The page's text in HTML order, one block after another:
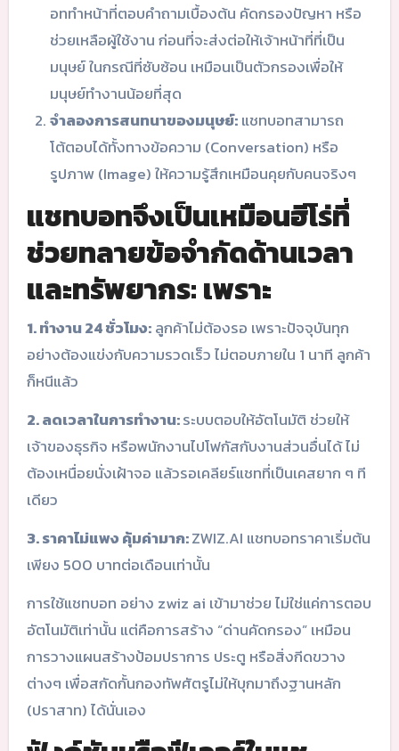
อททำหน้าที่ตอบคำถามเบื้องต้น คัดกรองปัญหา หรือ
ช่วยเหลือผู้ใช้งาน ก่อนที่จะส่งต่อให้เจ้าหน้าที่ที่เป็น
มนุษย์ ในกรณีที่ซับซ้อน เหมือนเป็นตัวกรองเพื่อให้
มนุษย์ทำงานน้อยที่สุด
จำลองการสนทนาของมนุษย์:แชทบอทสามารถ
โต้ตอบได้ทั้งทางข้อความ (Conversation) หรือ
รูปภาพ (Image) ให้ความรู้สึกเหมือนคุยกับคนจริงๆ
แชทบอทจึงเป็นเหมือนฮีโร่ที่
ช่วยทลายข้อจำกัดด้านเวลา
และทรัพยากร: เพราะ
1. ทำงาน 24 ชั่วโมง:ลูกค้าไม่ต้องรอ เพราะปัจจุบันทุก
อย่างต้องแข่งกับความรวดเร็ว ไม่ตอบภายใน 1 นาที ลูกค้า
ก็หนีแล้ว
2. ลดเวลาในการทำงาน:ระบบตอบให้อัตโนมัติ ช่วยให้
เจ้าของธุรกิจ หรือพนักงานไปโฟกัสกับงานส่วนอื่นได้ ไม่
ต้องเหนื่อยนั่งเฝ้าจอ แล้วรอเคลียร์แชทที่เป็นเคสยาก ๆ ที
เดียว
3. ราคาไม่แพง คุ้มค่ามาก:ZWIZ.AI แชทบอทราคาเริ่มต้น
เพียง 500 บาทต่อเดือนเท่านั้น
การใช้แชทบอท อย่าง zwiz ai เข้ามาช่วย ไม่ใช่แค่การตอบ
อัตโนมัติเท่านั้น แต่คือการสร้าง “ด่านคัดกรอง” เหมือน
การวางแผนสร้างป้อมปราการ ประตู หรือสิ่งกีดขวาง
ต่างๆ เพื่อสกัดกั้นกองทัพศัตรูไม่ให้บุกมาถึงฐานหลัก
(ปราสาท) ได้นั่นเอง